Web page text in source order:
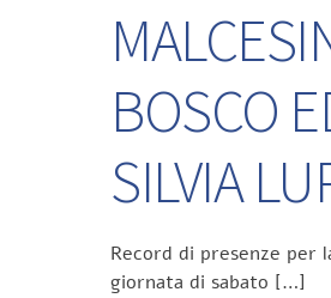
BOSCO
SILVIA
Record di presenze per
giornata di sabato […]